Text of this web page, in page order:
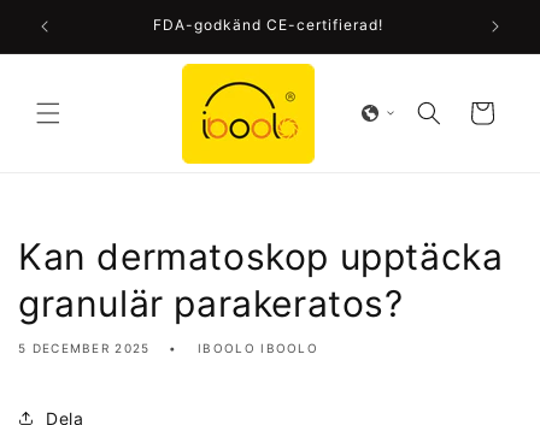
vidare
FDA-godkänd CE-certifierad!
Varukorg
Kan dermatoskop upptäcka
granulär parakeratos?
5 DECEMBER 2025 IBOOLO IBOOLO
Dela